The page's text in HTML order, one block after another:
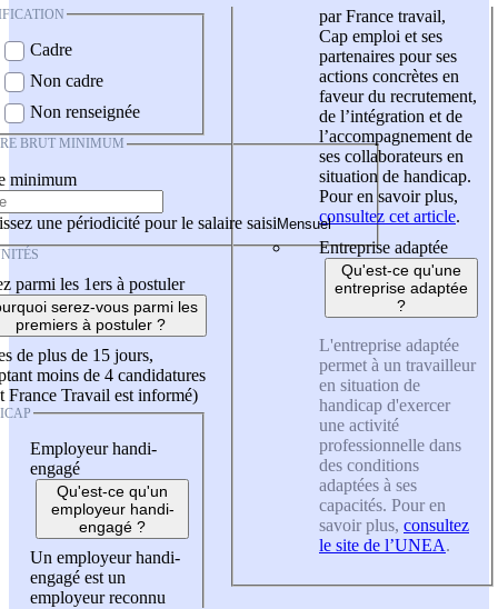
Cadre
Non cadre
Non renseignée
BRUT MINIMUM
minimum
une périodicité pour le salaire saisi
parmi les 1ers à postuler
serez-vous parmi les
premiers à postuler ?
de plus de 15 jours,
moins de 4 candidatures
France Travail est informé)
Employeur handi-
engagé
Qu'est-ce qu'un
employeur handi-
engagé ?
Un employeur handi-
engagé est un
employeur reconnu
par France travail,
Cap emploi et ses
partenaires pour ses
actions concrètes en
faveur du recrutement,
de l’intégration et de
l’accompagnement de
ses collaborateurs en
situation de handicap.
Pour en savoir plus,
consultez cet article.
Entreprise adaptée
Qu'est-ce qu'une
entreprise adaptée
?
L'entreprise adaptée
permet à un travailleur
en situation de
handicap d'exercer
une activité
professionnelle dans
des conditions
adaptées à ses
capacités. Pour en
savoir plus, consultez
le site de l’UNEA.